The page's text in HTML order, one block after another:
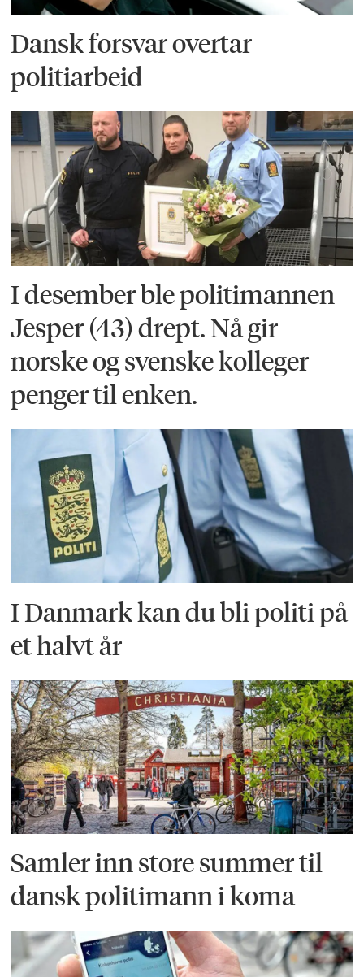
Dansk forsvar overtar
politiarbeid
I desember ble politimannen
Jesper (43) drept. Nå gir
norske og svenske kolleger
penger til enken.
I Danmark kan du bli politi på
et halvt år
Samler inn store summer til
dansk politimann i koma